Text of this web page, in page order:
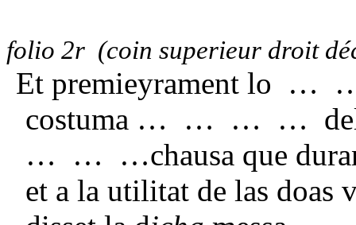
folio 2r (coin superieur droit
Et premieyrament lo …
costuma … … … … del
… … …chausa que
et a la utilitat de las